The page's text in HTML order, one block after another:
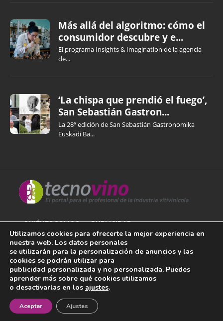
Más allá del algoritmo: cómo el
consumidor descubre y e...
El programa Insights & Imagination de la agencia
de...
‘La chispa que prendió el fuego’,
San Sebastián Gastron...
La 28ª edición de San Sebastián Gastronomika
Euskadi Ba...
QUIÉNES SOMOS PUBLICIDAD
AVISO LEGAL
POLÍTICA DE COOKIES
POLÍTICA DE PRIVACIDAD
CONTACTO¡Newsletter!
Utilizamos cookies para ofrecerte la mejor experiencia en
nuestra web. Los datos personales
se utilizarán para la personalización de anuncios y las
cookies se podrán utilizar para
publicidad personalizada y no personalizada. Puedes
aprender más sobre qué cookies utilizamos
o desactivarlas en los ajustes.
Aceptar Ajustes